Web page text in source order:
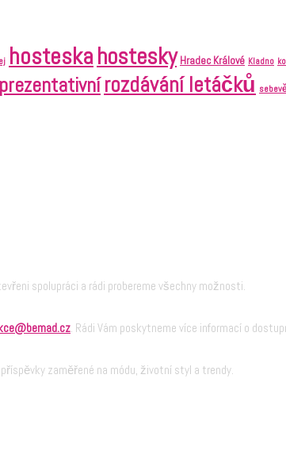
hosteskahostesky Hradec Králové Kladno
rozdávání letáčků
spolupráci a rádi probereme všechny možnosti.
. Rádi Vám poskytneme více informací o
zaměřené na módu, životní styl a trendy.